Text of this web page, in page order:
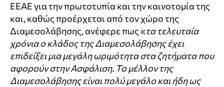
ΕΕΑΕ για την πρωτοτυπία και την καινοτομία της
και, καθώς προέρχεται από τον χώρο της
Διαμεσολάβησης, ανέφερε πως «τα τελευταία
χρόνια ο κλάδος της Διαμεσολάβησης έχει
επιδείξει μια μεγάλη ωριμότητα στα ζητήματα που
αφορούν στην Ασφάλιση. Το μέλλον της
Διαμεσολάβησης είναι πολύ μεγάλο και ήδη ως